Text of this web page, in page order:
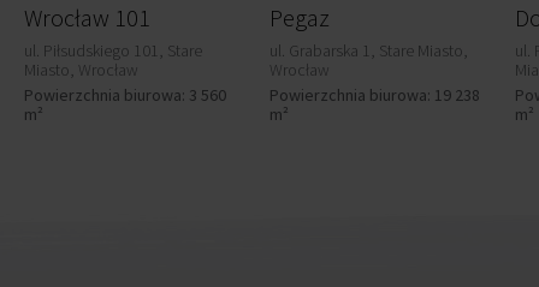
Wrocław 101
ul. Piłsudskiego 101, Stare
Miasto, Wrocław
Powierzchnia biurowa: 3 560
m²
Pegaz
ul. Grabarska 1, Stare Miasto,
Wrocław
Powierzchnia biurowa: 19 238
m²
ul.
m²